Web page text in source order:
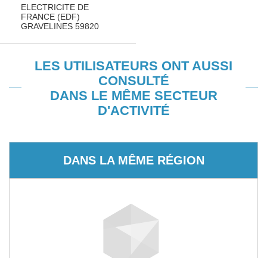
ELECTRICITE DE
FRANCE (EDF)
GRAVELINES 59820
LES UTILISATEURS ONT AUSSI
CONSULTÉ
DANS LE MÊME SECTEUR
D'ACTIVITÉ
DANS LA MÊME RÉGION